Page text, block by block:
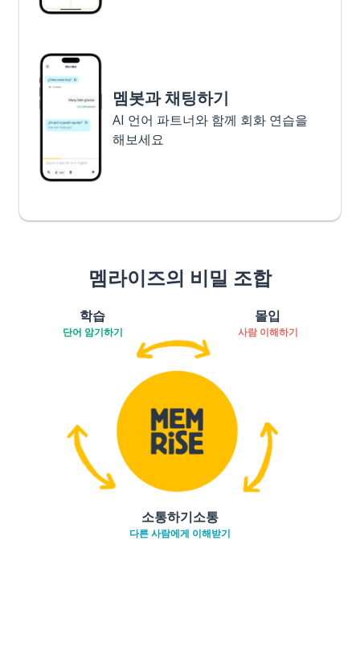
멤봇과 채팅하기
AI 언어 파트너와 함께 회화 연습을
해보세요
멤라이즈의 비밀 조합
학습
단어 암기하기
몰입
사람 이해하기
소통하기소통
다른 사람에게 이해받기